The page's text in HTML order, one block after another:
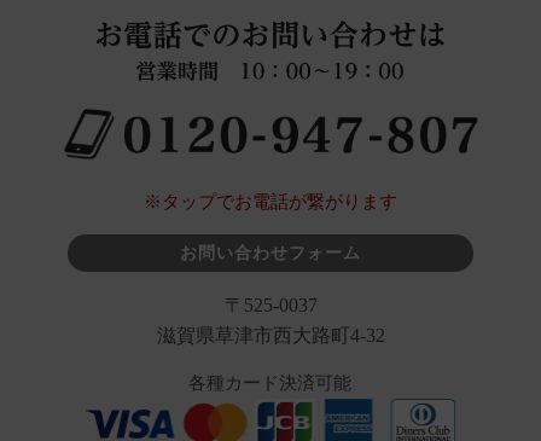
※タップでお電話が繋がります
お問い合わせフォーム
〒525-0037
滋賀県草津市西大路町4-32
各種カード決済可能